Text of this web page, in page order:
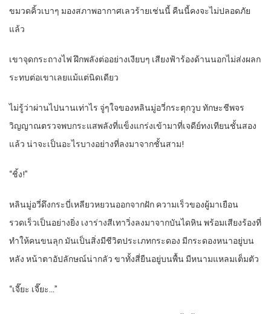
ขมวดคิ้วเบาๆ มองสภาพอากาศเลวร้ายเช่นนี้ คืนนี้คงจะไม่ปลอดภัย
แล้ว
เขาจุดกระถางไฟ ฝึกพลังต่ออย่างเงียบๆ เสียงฟ้าร้องด้านนอกไม่ส่งผลก
ระทบต่อเขาเลยแม้แต่นิดเดียว
ไม่รู้ว่าผ่านไปนานเท่าไร จู่ๆใจของหลินมู่อวี่กระตุกวูบ ทักษะชีพจร
วิญญาณตรวจพบกระแสพลังที่แข็งแกร่งเข้ามาที่เจดีย์ทงเทียนชั้นสอง
แล้ว น่าจะเป็นอะไรบางอย่างที่ลงมาจากชั้นสาม!
“ชิ้ง!”
หลินมู่อวี่ดึงกระบี่เหลียวหยวนออกจากฝัก ความเร็วของผู้มาเยือน
รวดเร็วเป็นอย่างยิ่ง เงาร่างสีเทาวิ่งลงมาจากบันไดหิน พร้อมเสียงร้องที่
ทำให้คนขนลุก มันเป็นสิ่งมีชีวิตประเภทกระดอง มีกระดองหนาอยู่บน
หลัง หน้าตาอัปลักษณ์น่ากลัว ขาทั้งสี่ยืนอยู่บนพื้น มีหนามแหลมเต็มตัว
“เจี๊ยะ เจี๊ยะ…”